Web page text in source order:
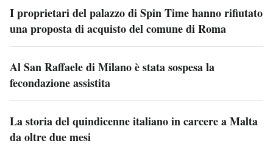
I proprietari del palazzo di Spin Time hanno rifiutato
una proposta di acquisto del comune di Roma
Al San Raffaele di Milano è stata sospesa la
fecondazione assistita
La storia del quindicenne italiano in carcere a Malta
da oltre due mesi